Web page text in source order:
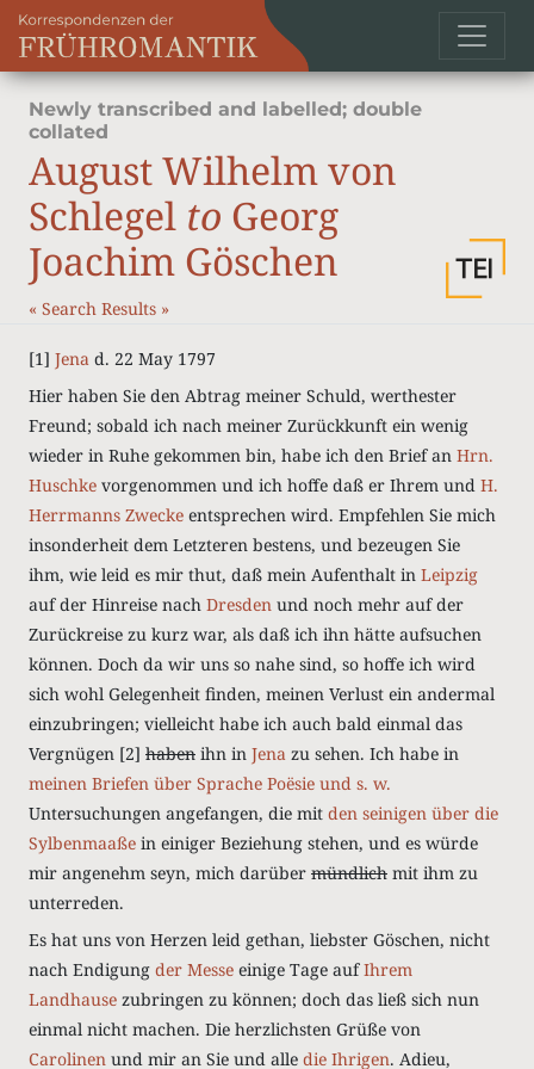
Newly transcribed and labelled; double
collated
August Wilhelm von
Schlegel to Georg
Joachim Göschen
« Search Results »
[1] Jena d. 22 May 1797
Hier haben Sie den Abtrag meiner Schuld, werthester
Freund; sobald ich nach meiner Zurückkunft ein wenig
wieder in Ruhe gekommen bin, habe ich den Brief an Hrn.
Huschke vorgenommen und ich hoffe daß er Ihrem und H.
Herrmanns Zwecke entsprechen wird. Empfehlen Sie mich
insonderheit dem Letzteren bestens, und bezeugen Sie
ihm, wie leid es mir thut, daß mein Aufenthalt in Leipzig
auf der Hinreise nach Dresden und noch mehr auf der
Zurückreise zu kurz war, als daß ich ihn hätte aufsuchen
können. Doch da wir uns so nahe sind, so hoffe ich wird
sich wohl Gelegenheit finden, meinen Verlust ein andermal
einzubringen; vielleicht habe ich auch bald einmal das
Vergnügen [2] haben ihn in Jena zu sehen. Ich habe in
meinen Briefen über Sprache Poësie und s. w.
Untersuchungen angefangen, die mit den seinigen über die
Sylbenmaaße in einiger Beziehung stehen, und es würde
mir angenehm seyn, mich darüber mündlich mit ihm zu
unterreden.
Es hat uns von Herzen leid gethan, liebster Göschen, nicht
nach Endigung der Messe einige Tage aufIhrem
Landhause zubringen zu können; doch das ließ sich nun
einmal nicht machen. Die herzlichsten Grüße von
Carolinen und mir an Sie und alle die Ihrigen. Adieu,